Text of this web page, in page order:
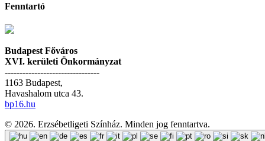
Fenntartó
Budapest Főváros
XVI. kerületi Önkormányzat
--------------------------------
1163 Budapest,
Havashalom utca 43.
bp16.hu
© 2026. Erzsébetligeti Színház. Minden jog fenntartva.